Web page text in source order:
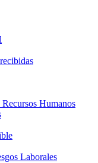
Humanos
Laborales